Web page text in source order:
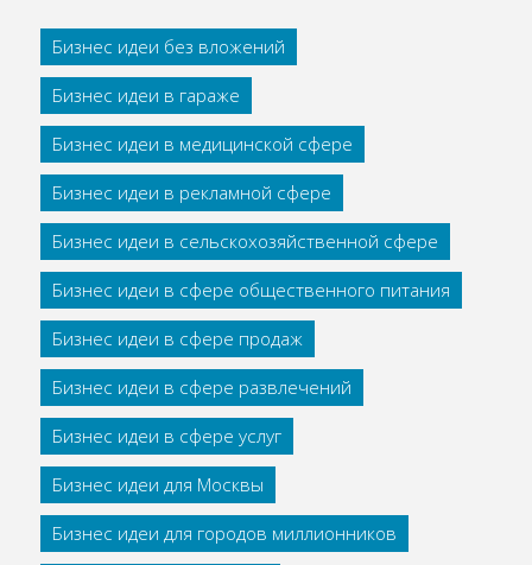
Бизнес идеи без вложений
Бизнес идеи в гараже
Бизнес идеи в медицинской сфере
Бизнес идеи в рекламной сфере
Бизнес идеи в сельскохозяйственной сфере
Бизнес идеи в сфере общественного питания
Бизнес идеи в сфере продаж
Бизнес идеи в сфере развлечений
Бизнес идеи в сфере услуг
Бизнес идеи для Москвы
Бизнес идеи для городов миллионников